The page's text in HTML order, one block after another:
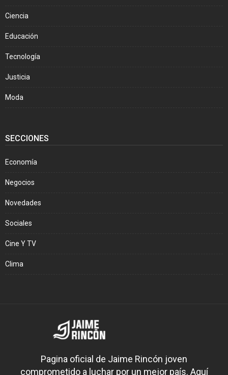
Ciencia
Educación
Tecnología
Justicia
Moda
SECCIONES
Economía
Negocios
Novedades
Sociales
Cine Y TV
Clima
Pagina oficial de Jaime Rincón joven
comprometido a luchar por un mejor país. Aquí